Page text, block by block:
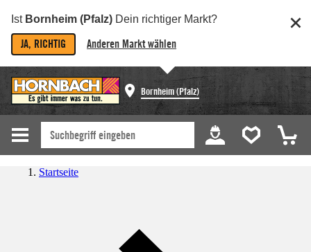
Ist Bornheim (Pfalz) Dein richtiger Markt?
JA, RICHTIG Anderen Markt wählen
Bornheim (Pfalz)
Startseite